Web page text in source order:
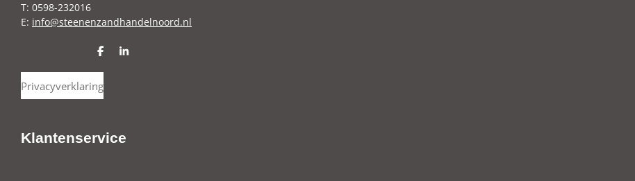
T: 0598-232016
E: info@steenenzandhandelnoord.nl
D
l
e
n
S
Privacyverklaring
Klantenservice